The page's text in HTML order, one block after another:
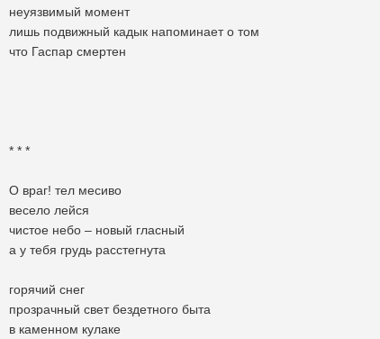
неуязвимый момент
лишь подвижный кадык напоминает о том
что Гаспар смертен
* * *
О враг! тел месиво
весело лейся
чистое небо – новый гласный
а у тебя грудь расстегнута
горячий снег
прозрачный свет бездетного быта
в каменном кулаке